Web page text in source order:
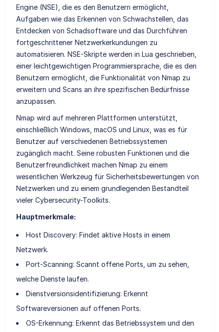
Engine (NSE), die es den Benutzern ermöglicht,
Aufgaben wie das Erkennen von Schwachstellen, das
Entdecken von Schadsoftware und das Durchführen
fortgeschrittener Netzwerkerkundungen zu
automatisieren. NSE-Skripte werden in Lua geschrieben,
einer leichtgewichtigen Programmiersprache, die es den
Benutzern ermöglicht, die Funktionalität von Nmap zu
erweitern und Scans an ihre spezifischen Bedürfnisse
anzupassen.
Nmap wird auf mehreren Plattformen unterstützt,
einschließlich Windows, macOS und Linux, was es für
Benutzer auf verschiedenen Betriebssystemen
zugänglich macht. Seine robusten Funktionen und die
Benutzerfreundlichkeit machen Nmap zu einem
wesentlichen Werkzeug für Sicherheitsbewertungen von
Netzwerken und zu einem grundlegenden Bestandteil
vieler Cybersecurity-Toolkits.
Hauptmerkmale:
Host Discovery: Findet aktive Hosts in einem
Netzwerk.
Port-Scanning: Scannt offene Ports, um zu sehen,
welche Dienste laufen.
Dienstversionsidentifizierung: Erkennt
Softwareversionen auf offenen Ports.
OS-Erkennung: Erkennt das Betriebssystem und den